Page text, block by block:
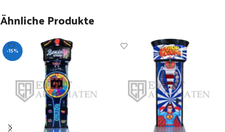
Ähnliche Produkte
-15%